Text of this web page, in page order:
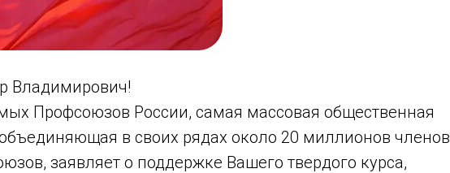
Владимирович!
Профсоюзов России, самая массовая общественная
в своих рядах около 20 миллионов членов
заявляет о поддержке Вашего твердого курса,